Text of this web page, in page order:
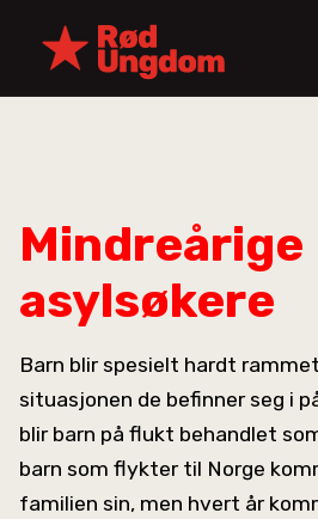
Mindreårige
asylsøkere
Barn blir spesielt hardt
situasjonen de befinner seg i
blir barn på flukt behandlet
barn som flykter til Norge
familien sin, men hvert år